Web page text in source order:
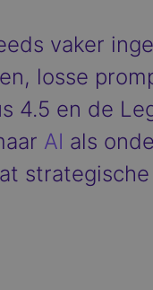
vaker
losse
4.5 en de
AI als